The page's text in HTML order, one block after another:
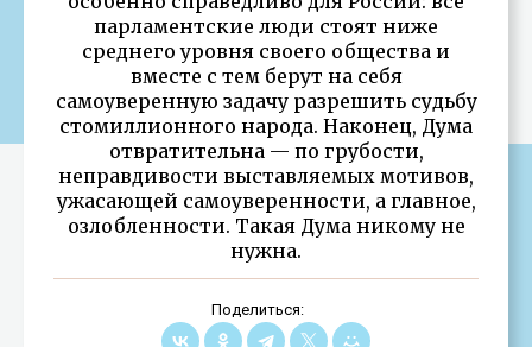
парламентские люди стоят ниже
среднего уровня своего общества и
вместе с тем берут на себя
самоуверенную задачу разрешить судьбу
стомиллионного народа. Наконец, Дума
отвратительна — по грубости,
неправдивости выставляемых мотивов,
ужасающей самоуверенности, а главное,
озлобленности. Такая Дума никому не
нужна.
Поделиться: